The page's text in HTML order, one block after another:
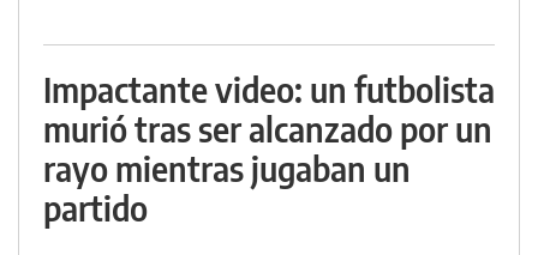
Impactante video: un futbolista
murió tras ser alcanzado por un
rayo mientras jugaban un
partido